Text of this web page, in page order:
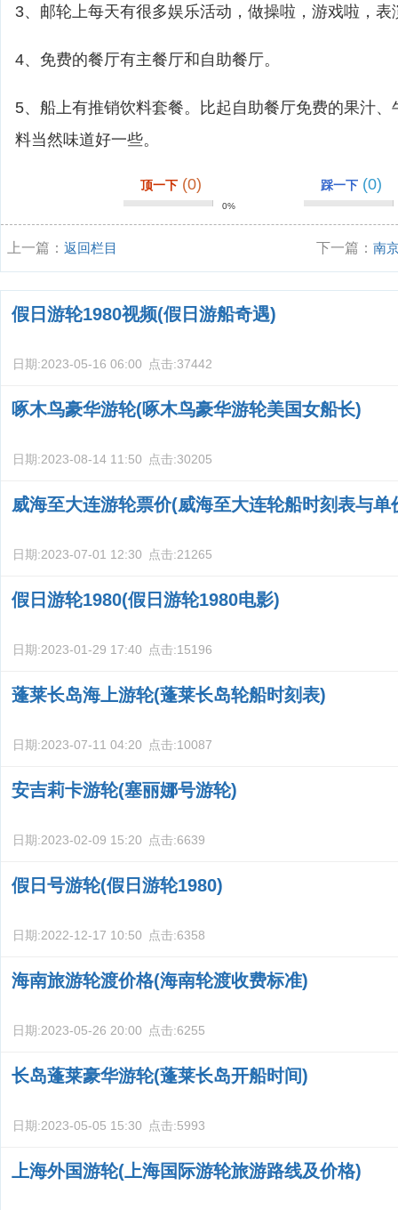
3、邮轮上每天有很多娱乐活动，做操啦，游戏啦，表
4、免费的餐厅有主餐厅和自助餐厅。
5、船上有推销饮料套餐。比起自助餐厅免费的果汁
料当然味道好一些。
顶一下 (0)
0%
踩一下 (0)
上一篇： 返回栏目 下一篇：南
假日游轮1980视频(假日游船奇遇)
日期:2023-05-16 06:00 点击:37442
啄木鸟豪华游轮(啄木鸟豪华游轮美国女船长)
日期:2023-08-14 11:50 点击:30205
威海至大连游轮票价(威海至大连轮船时刻表与单
日期:2023-07-01 12:30 点击:21265
假日游轮1980(假日游轮1980电影)
日期:2023-01-29 17:40 点击:15196
蓬莱长岛海上游轮(蓬莱长岛轮船时刻表)
日期:2023-07-11 04:20 点击:10087
安吉莉卡游轮(塞丽娜号游轮)
日期:2023-02-09 15:20 点击:6639
假日号游轮(假日游轮1980)
日期:2022-12-17 10:50 点击:6358
海南旅游轮渡价格(海南轮渡收费标准)
日期:2023-05-26 20:00 点击:6255
长岛蓬莱豪华游轮(蓬莱长岛开船时间)
日期:2023-05-05 15:30 点击:5993
上海外国游轮(上海国际游轮旅游路线及价格)